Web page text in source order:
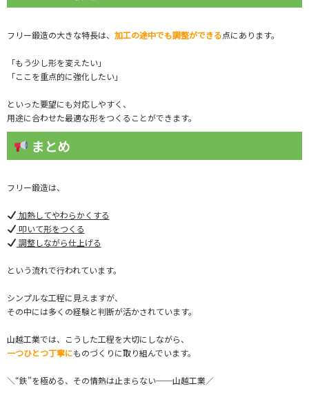
フリー鍛造の大きな特長は、 加工の途中でも調整ができる点にあります。
「もう少し形を変えたい」
「ここを重点的に強化したい」
といった要望にも対応しやすく、
用途に合わせた最適な形をつくることができます。
まとめ
フリー鍛造は、
加熱してやわらかくする
叩いて形をつくる
調整しながら仕上げる
という流れで行われています。
シンプルな工程に見えますが、
その中には多くの経験と判断が活かされています。
山越工業では、こうした工程を大切にしながら、
一つひとつ丁寧にものづくりに取り組んでいます。
＼“鉄”を極める、その情熱は止まらない──山越工業／